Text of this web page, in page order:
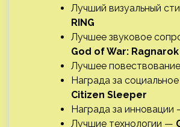
Лучший визуальный
RING
Лучшее звуковое
God of War: Ragnarok
Лучшее
Награда за
Citizen Sleeper
Награда за инновации
Лучшие технологии —